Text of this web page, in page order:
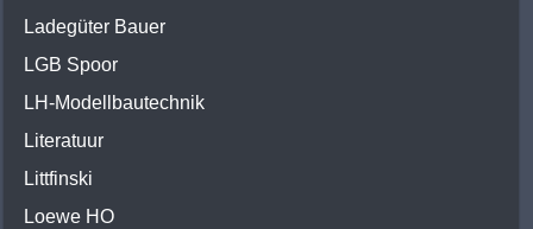
Ladegüter Bauer
LGB Spoor
LH-Modellbautechnik
Literatuur
Littfinski
Loewe HO